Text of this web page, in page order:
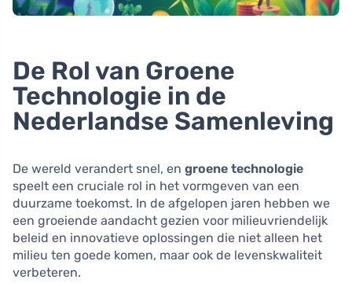
De Rol van Groene
Technologie in de
Nederlandse Samenleving
De wereld verandert snel, en groene technologie
speelt een cruciale rol in het vormgeven van een
duurzame toekomst. In de afgelopen jaren hebben we
een groeiende aandacht gezien voor milieuvriendelijk
beleid en innovatieve oplossingen die niet alleen het
milieu ten goede komen, maar ook de levenskwaliteit
verbeteren.